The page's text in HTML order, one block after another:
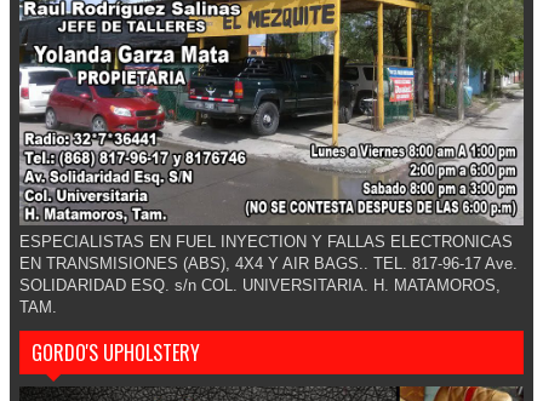
ESPECIALISTAS EN FUEL INYECTION Y FALLAS ELECTRONICAS
EN TRANSMISIONES (ABS), 4X4 Y AIR BAGS.. TEL. 817-96-17 Ave.
SOLIDARIDAD ESQ. s/n COL. UNIVERSITARIA. H. MATAMOROS,
TAM.
GORDO'S UPHOLSTERY